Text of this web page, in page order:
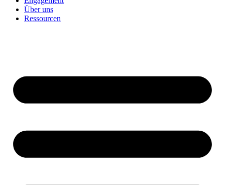
Über uns
Ressourcen